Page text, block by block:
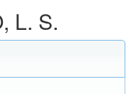
L. S.